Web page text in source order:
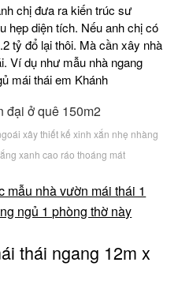
chị đưa ra kiến trúc sư
hẹp diện tích. Nếu anh chị có
tỷ đổ lại thôi. Mà cần xây nhà
Ví dụ như mẫu nhà ngang
mái thái em Khánh
xây thiết kế xinh xắn nhẹ nhàng
xanh cao ráo thoáng mát
mẫu nhà vườn mái thái 1
ngủ 1 phòng thờ này
thái ngang 12m x